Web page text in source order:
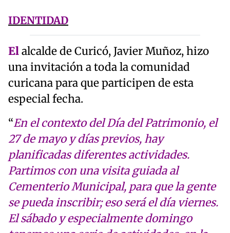
IDENTIDAD
Elalcalde de Curicó, Javier Muñoz, hizo
una invitación a toda la comunidad
curicana para que participen de esta
especial fecha.
“En el contexto del Día del Patrimonio, el
27 de mayo y días previos, hay
planificadas diferentes actividades.
Partimos con una visita guiada al
Cementerio Municipal, para que la gente
se pueda inscribir; eso será el día viernes.
El sábado y especialmente domingo